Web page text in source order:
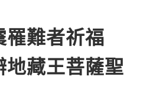
罹難者祈福
藏王菩薩聖